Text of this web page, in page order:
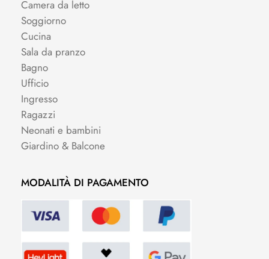
Camera da letto
Soggiorno
Cucina
Sala da pranzo
Bagno
Ufficio
Ingresso
Ragazzi
Neonati e bambini
Giardino & Balcone
MODALITÀ DI PAGAMENTO